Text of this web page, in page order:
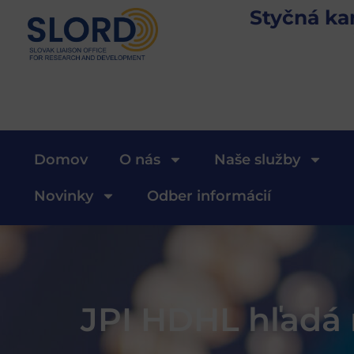
Styčná
Domov O nás Naše služby
Novinky Odber informácií
JPI HDHL